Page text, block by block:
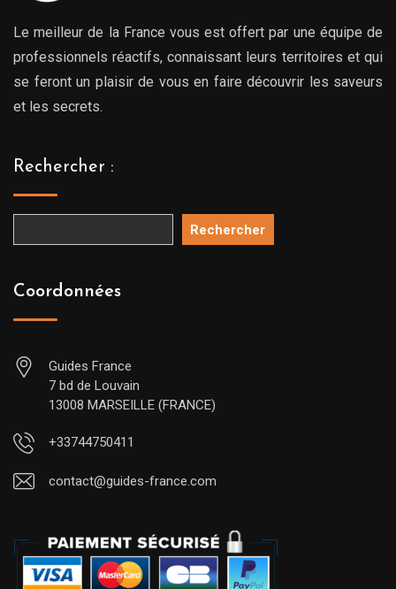
Le meilleur de la France vous est offert par une équipe de
professionnels réactifs, connaissant leurs territoires et qui
se feront un plaisir de vous en faire découvrir les saveurs
et les secrets.
Rechercher :
Rechercher
Coordonnées
Guides France
7 bd de Louvain
13008 MARSEILLE (FRANCE)
+33744750411
contact@guides-france.com